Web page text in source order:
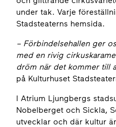
under tak. Varje
Stadsteaterns hemsida.
– Förbindelsehallen ger
med en rivig
dröm när det kommer till
på Kulturhuset
I Atrium Ljungbergs
Nobelberget och Sickla,
utvecklar och där kultur